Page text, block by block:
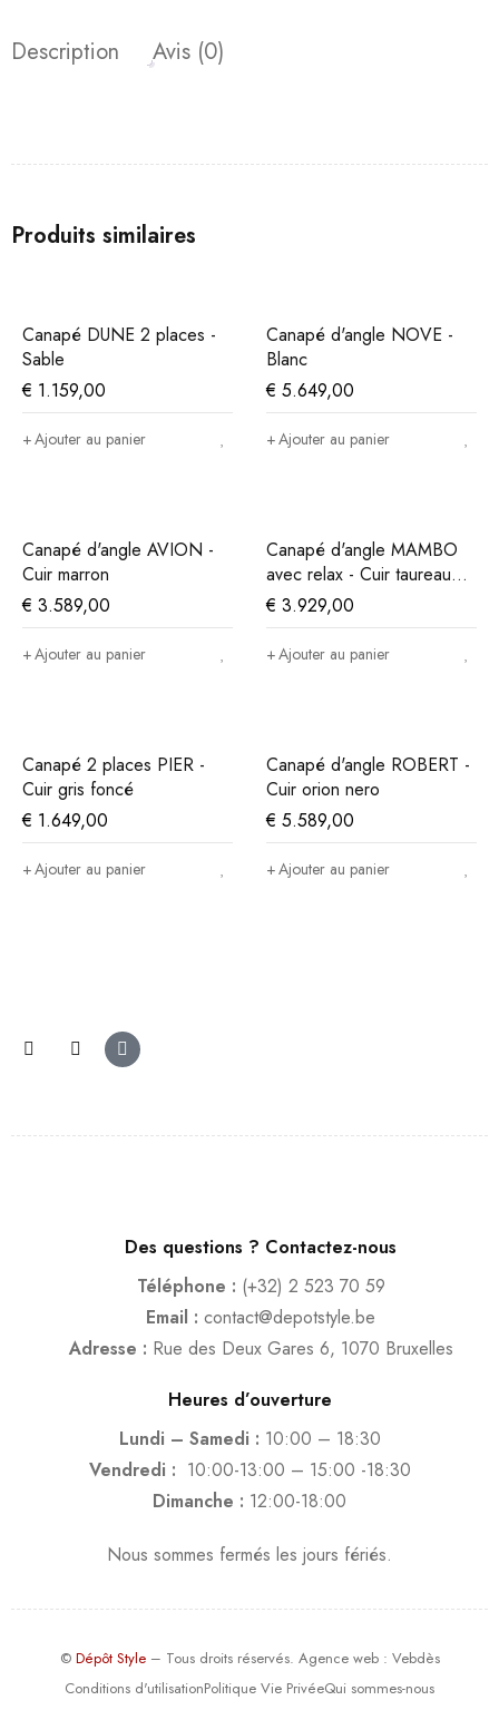
Description Avis (0)
Produits similaires
Canapé DUNE 2 places -
Sable
€ 1.159,00
Ajouter au panier
Canapé d'angle NOVE -
Blanc
€ 5.649,00
Ajouter au panier
Canapé d'angle AVION -
Cuir marron
€ 3.589,00
Ajouter au panier
Canapé d'angle MAMBO
avec relax - Cuir taureau
taupe
€ 3.929,00
Ajouter au panier
Canapé 2 places PIER -
Cuir gris foncé
€ 1.649,00
Ajouter au panier
Canapé d'angle ROBERT -
Cuir orion nero
€ 5.589,00
Ajouter au panier
Des questions ? Contactez-nous
Téléphone : (+32) 2 523 70 59
Email : contact@depotstyle.be
Adresse : Rue des Deux Gares 6, 1070 Bruxelles
Heures d’ouverture
Lundi – Samedi : 10:00 – 18:30
Vendredi : 10:00-13:00 – 15:00 -18:30
Dimanche : 12:00-18:00
Nous sommes fermés les jours fériés.
© Dépôt Style– Tous droits réservés. Agence web: Vebdès
Conditions d'utilisationPolitique Vie PrivéeQui sommes-nous